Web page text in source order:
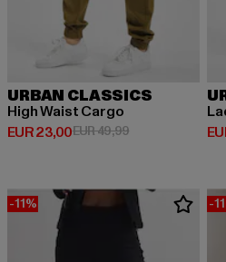
URBAN CLASSICS
High Waist Cargo
EUR 23,00
Derzeitiger Preis: EUR 23,00
EUR 49,99Aktionspreis:
-11% -